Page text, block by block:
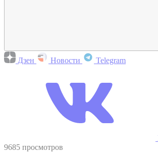
Дзен Новости Telegram
9685 просмотров